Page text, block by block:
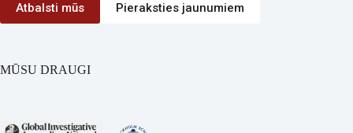
Atbalsti mūs Pieraksties jaunumiem
MŪSU DRAUGI